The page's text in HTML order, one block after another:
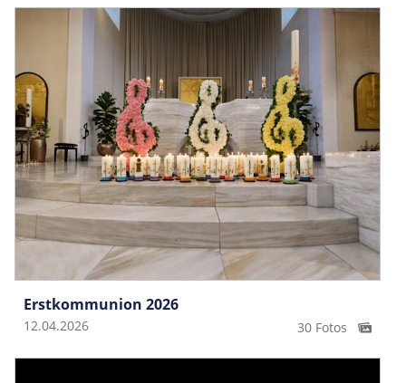
Erstkommunion 2026
12.04.2026 30 Fotos